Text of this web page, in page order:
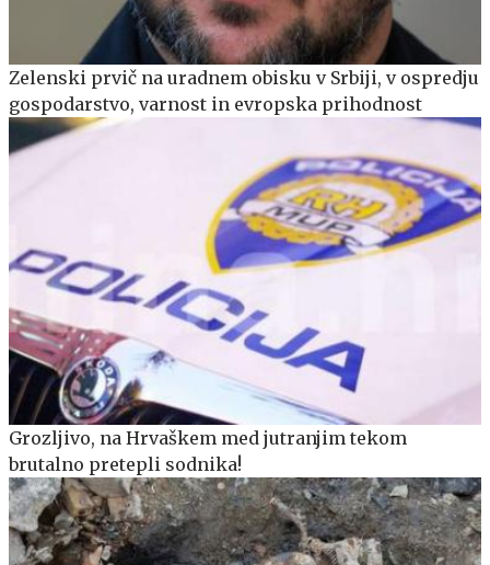
Zelenski prvič na uradnem obisku v Srbiji, v ospredju
gospodarstvo, varnost in evropska prihodnost
Grozljivo, na Hrvaškem med jutranjim tekom
brutalno pretepli sodnika!